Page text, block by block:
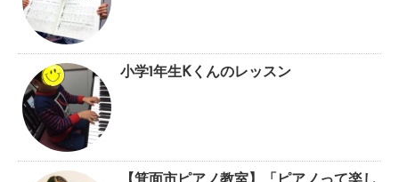
小学1年生Kくんのレッスン